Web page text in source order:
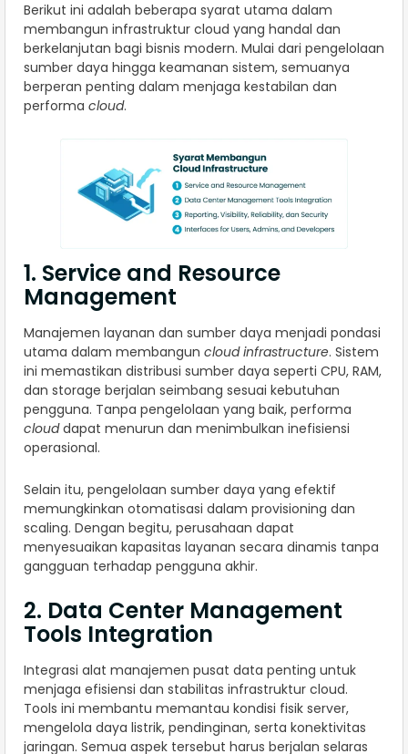
Berikut ini adalah beberapa syarat utama dalam
membangun infrastruktur cloud yang handal dan
berkelanjutan bagi bisnis modern. Mulai dari pengelolaan
sumber daya hingga keamanan sistem, semuanya
berperan penting dalam menjaga kestabilan dan
performa cloud.
1. Service and Resource
Management
Manajemen layanan dan sumber daya menjadi pondasi
utama dalam membangun cloud infrastructure. Sistem
ini memastikan distribusi sumber daya seperti CPU, RAM,
dan storage berjalan seimbang sesuai kebutuhan
pengguna. Tanpa pengelolaan yang baik, performa
clouddapat menurun dan menimbulkan inefisiensi
operasional.
Selain itu, pengelolaan sumber daya yang efektif
memungkinkan otomatisasi dalam provisioning dan
scaling. Dengan begitu, perusahaan dapat
menyesuaikan kapasitas layanan secara dinamis tanpa
gangguan terhadap pengguna akhir.
2. Data Center Management
Tools Integration
Integrasi alat manajemen pusat data penting untuk
menjaga efisiensi dan stabilitas infrastruktur cloud.
Tools ini membantu memantau kondisi fisik server,
mengelola daya listrik, pendinginan, serta konektivitas
jaringan. Semua aspek tersebut harus berjalan selaras